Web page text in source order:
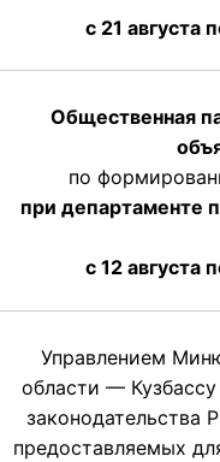
с 21 августа
Общественная
по
при департаменте
с 12 августа
Управлением
области —
законодательства
предоставляемых